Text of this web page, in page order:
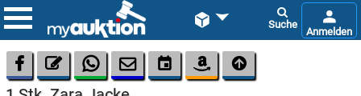
 
      